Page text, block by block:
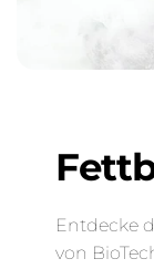
Entdecke
von